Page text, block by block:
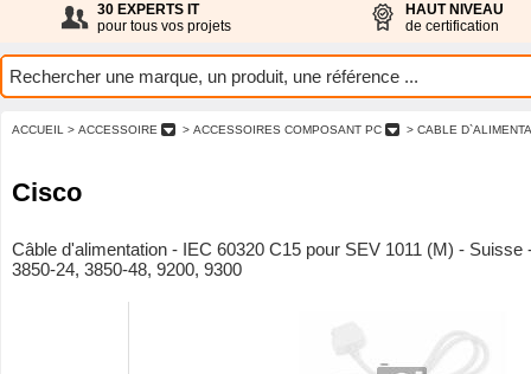
30 EXPERTS IT
pour tous vos projets
HAUT NIVEAU
de certification
ACCUEIL > ACCESSOIRE > ACCESSOIRES COMPOSANT PC > CABLE
Cisco
Câble d'alimentation - IEC 60320 C15 pour SEV 1011 (M) - Suisse
3850-24, 3850-48, 9200, 9300